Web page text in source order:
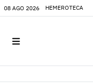
08 AGO 2026 HEMEROTECA